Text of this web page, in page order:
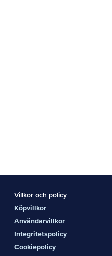
Villkor och policy
Köpvillkor
Användarvillkor
Integritetspolicy
Cookiepolicy